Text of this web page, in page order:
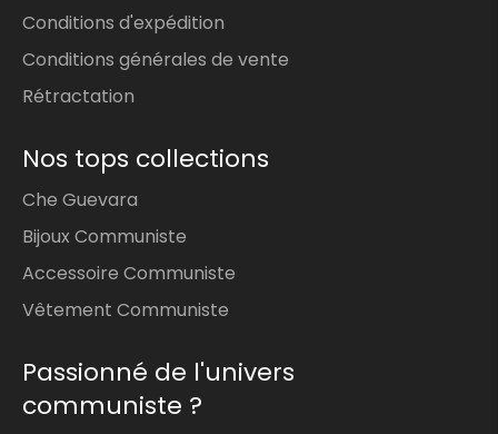
Conditions d'expédition
Conditions générales de vente
Rétractation
Nos tops collections
Che Guevara
Bijoux Communiste
Accessoire Communiste
Vêtement Communiste
Passionné de l'univers
communiste ?